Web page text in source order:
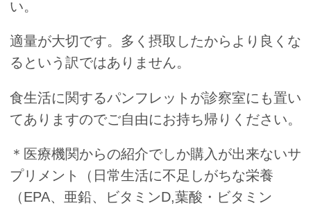
い。
適量が大切です。多く摂取したからより良くな
るという訳ではありません。
食生活に関するパンフレットが診察室にも置い
てありますのでご自由にお持ち帰りください。
＊医療機関からの紹介でしか購入が出来ないサ
プリメント（日常生活に不足しがちな栄養
（EPA、亜鉛、ビタミンD,葉酸・ビタミン